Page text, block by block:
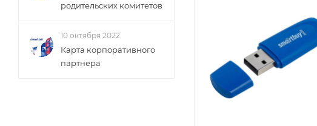
родительских комитетов
10 октября 2022
Карта корпоративного
партнера